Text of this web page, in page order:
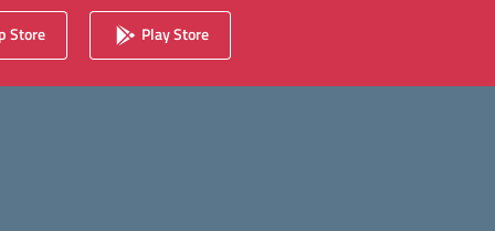
Store Play Store